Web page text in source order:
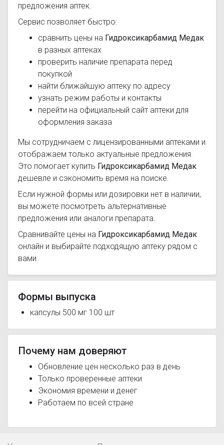
предложения аптек.
Сервис позволяет быстро:
сравнить цены на Гидроксикарбамид Медак
в разных аптеках
проверить наличие препарата перед
покупкой
найти ближайшую аптеку по адресу
узнать режим работы и контакты
перейти на официальный сайт аптеки для
оформления заказа
Мы сотрудничаем с лицензированными аптеками и
отображаем только актуальные предложения.
Это помогает купить Гидроксикарбамид Медак
дешевле и сэкономить время на поиске.
Если нужной формы или дозировки нет в наличии,
вы можете посмотреть альтернативные
предложения или аналоги препарата.
Сравнивайте цены на Гидроксикарбамид Медак
онлайн и выбирайте подходящую аптеку рядом с
вами.
Формы выпуска
капсулы 500 мг 100 шт
Почему нам доверяют
Обновление цен несколько раз в день
Только проверенные аптеки
Экономия времени и денег
Работаем по всей стране